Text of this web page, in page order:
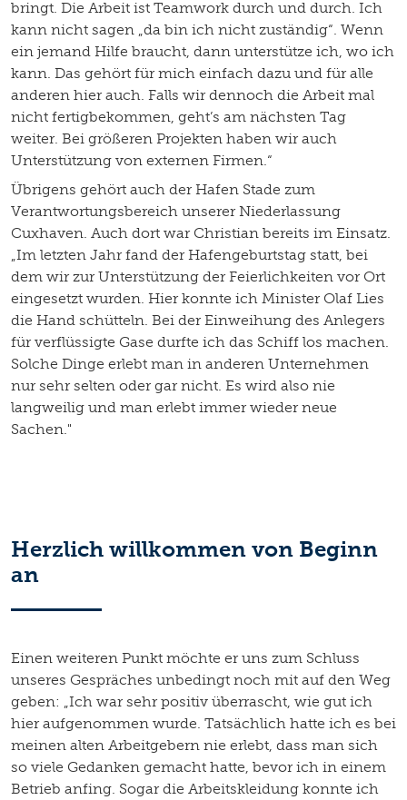
bringt. Die Arbeit ist Teamwork durch und durch. Ich
kann nicht sagen „da bin ich nicht zuständig“. Wenn
ein jemand Hilfe braucht, dann unterstütze ich, wo ich
kann. Das gehört für mich einfach dazu und für alle
anderen hier auch. Falls wir dennoch die Arbeit mal
nicht fertigbekommen, geht’s am nächsten Tag
weiter. Bei größeren Projekten haben wir auch
Unterstützung von externen Firmen.“
Übrigens gehört auch der Hafen Stade zum
Verantwortungsbereich unserer Niederlassung
Cuxhaven. Auch dort war Christian bereits im Einsatz.
„Im letzten Jahr fand der Hafengeburtstag statt, bei
dem wir zur Unterstützung der Feierlichkeiten vor Ort
eingesetzt wurden. Hier konnte ich Minister Olaf Lies
die Hand schütteln. Bei der Einweihung des Anlegers
für verflüssigte Gase durfte ich das Schiff los machen.
Solche Dinge erlebt man in anderen Unternehmen
nur sehr selten oder gar nicht. Es wird also nie
langweilig und man erlebt immer wieder neue
Sachen."
Herzlich willkommen von Beginn
an
Einen weiteren Punkt möchte er uns zum Schluss
unseres Gespräches unbedingt noch mit auf den Weg
geben: „Ich war sehr positiv überrascht, wie gut ich
hier aufgenommen wurde. Tatsächlich hatte ich es bei
meinen alten Arbeitgebern nie erlebt, dass man sich
so viele Gedanken gemacht hatte, bevor ich in einem
Betrieb anfing. Sogar die Arbeitskleidung konnte ich